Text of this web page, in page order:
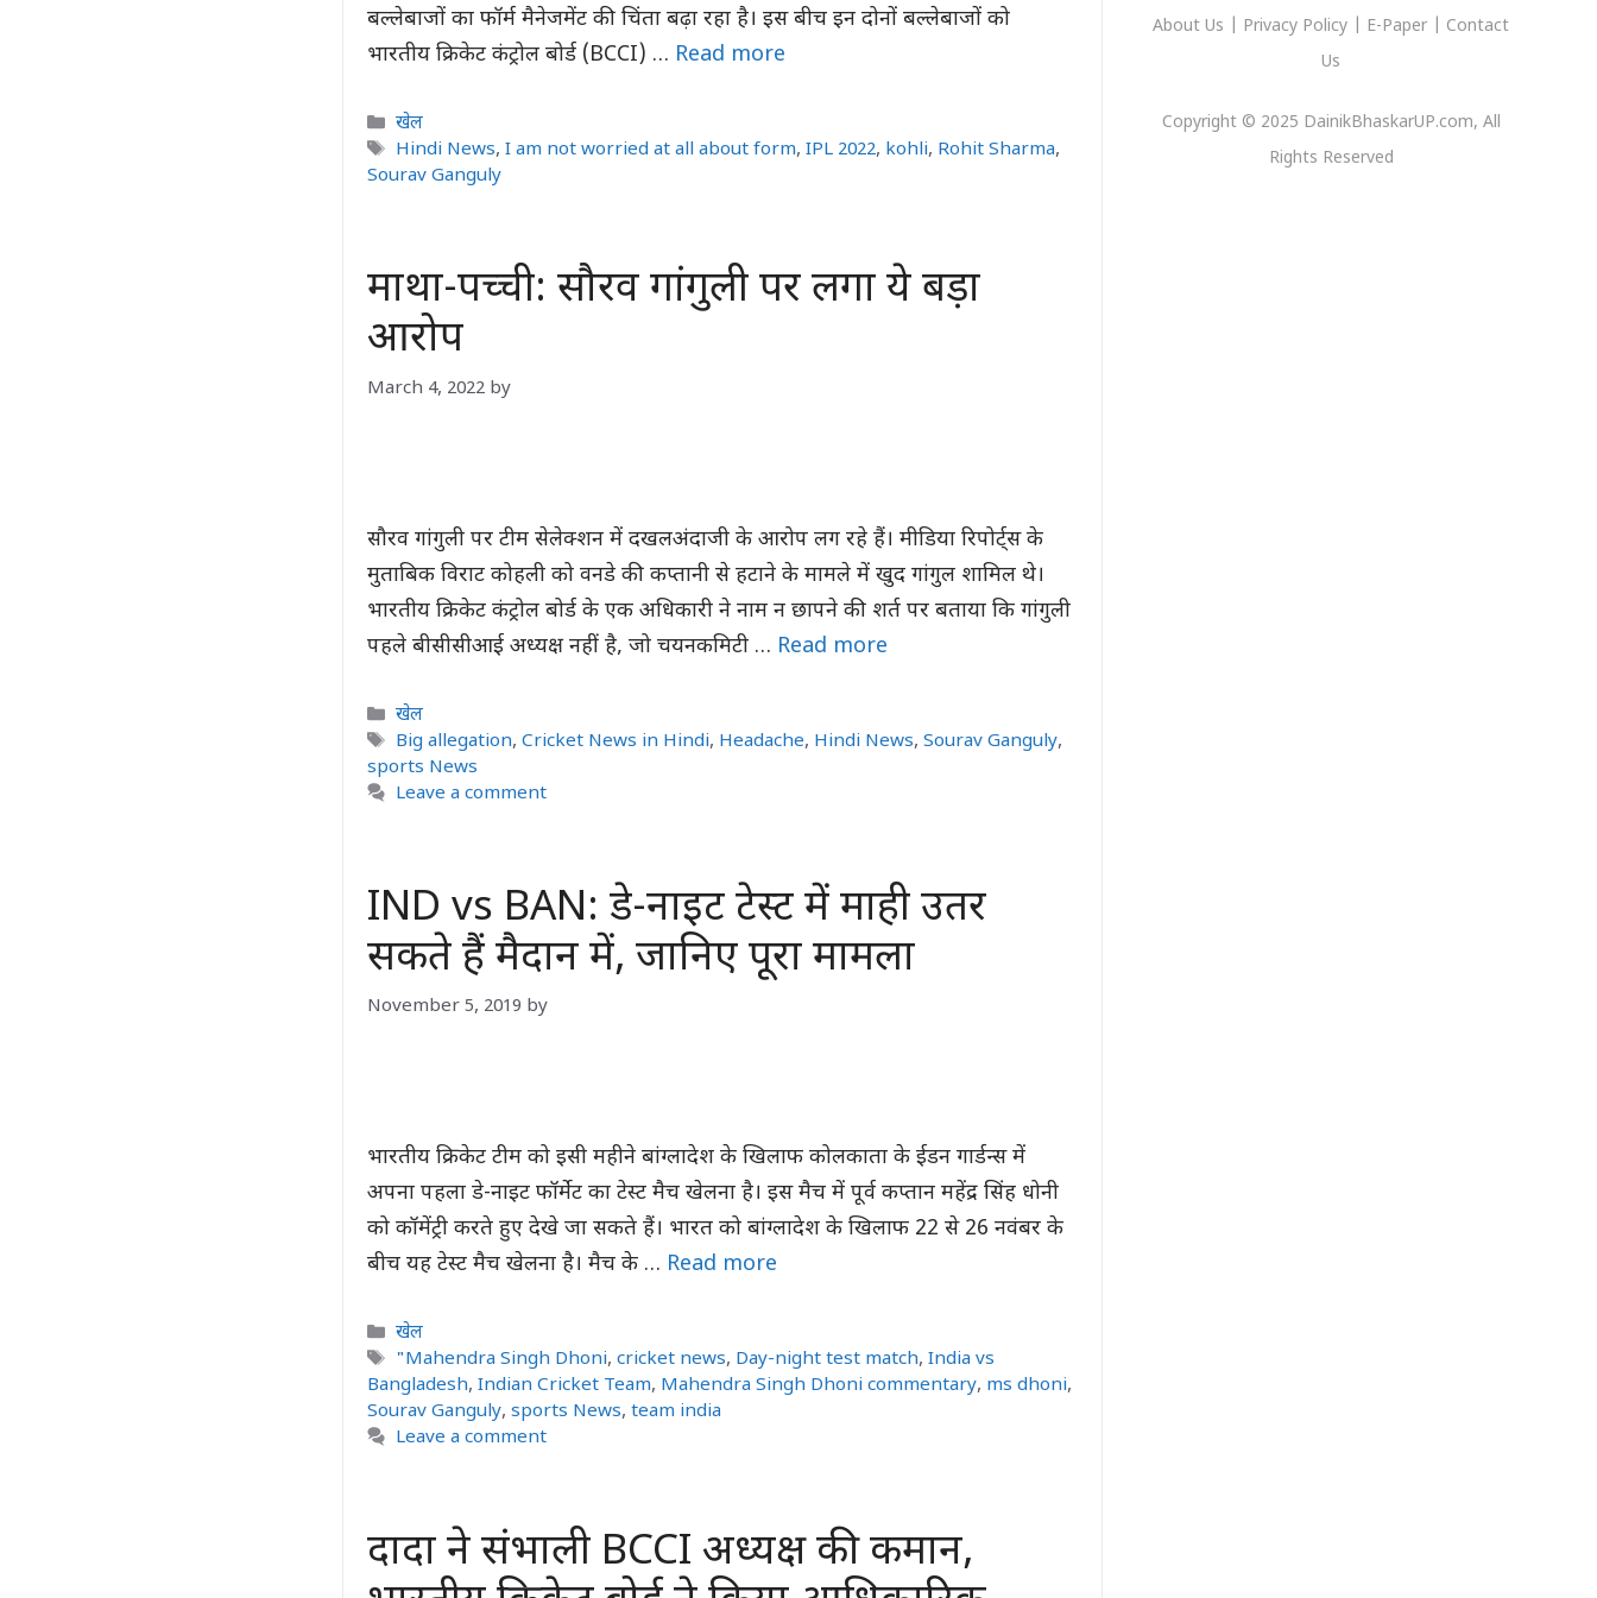
बल्लेबाजों का फॉर्म मैनेजमेंट की चिंता बढ़ा रहा है। इस बीच इन दोनों बल्लेबाजों को
भारतीय क्रिकेट कंट्रोल बोर्ड (BCCI) … Read more
Categories
खेल
Tags
Hindi News,I am not worried at all about form,IPL 2022, kohli, Rohit Sharma,
Sourav Ganguly
माथा-पच्ची: सौरव गांगुली पर लगा ये बड़ा
आरोप
March 4, 2022 by
सौरव गांगुली पर टीम सेलेक्शन में दखलअंदाजी के आरोप लग रहे हैं। मीडिया रिपोर्ट्स के
मुताबिक विराट कोहली को वनडे की कप्तानी से हटाने के मामले में खुद गांगुल शामिल थे।
भारतीय क्रिकेट कंट्रोल बोर्ड के एक अधिकारी ने नाम न छापने की शर्त पर बताया कि गांगुली
पहले बीसीसीआई अध्यक्ष नहीं है, जो चयनकमिटी … Read more
Categories
खेल
Tags
Big allegation,Cricket News in Hindi, Headache, Hindi News,Sourav Ganguly,
sports News
Leave a comment
IND vs BAN: डे-नाइट टेस्‍ट में माही उतर
सकते हैं मैदान में, जानिए पूरा मामला
November 5, 2019 by
भारतीय क्रिकेट टीम को इसी महीने बांग्लादेश के खिलाफ कोलकाता के ईडन गार्डन्स में
अपना पहला डे-नाइट फॉर्मेट का टेस्ट मैच खेलना है। इस मैच में पूर्व कप्तान महेंद्र सिंह धोनी
को कॉमेंट्री करते हुए देखे जा सकते हैं। भारत को बांग्लादेश के खिलाफ 22 से 26 नवंबर के
बीच यह टेस्ट मैच खेलना है। मैच के … Read more
Categories
खेल
Tags
"Mahendra Singh Dhoni,cricket news, Day-night test match,India vs
Bangladesh, Indian Cricket Team, Mahendra Singh Dhoni commentary, ms dhoni,
Sourav Ganguly, sports News, team india
Leave a comment
दादा ने संभाली BCCI अध्यक्ष की कमान,
About Us Privacy Policy E-Paper
Contact
Us
Copyright © 2025 DainikBhaskarUP.com, All
Rights Reserved